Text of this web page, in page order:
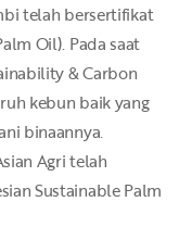
telah bersertifikat
Oil). Pada saat
& Carbon
kebun baik yang
binaannya.
Agri telah
Sustainable Palm